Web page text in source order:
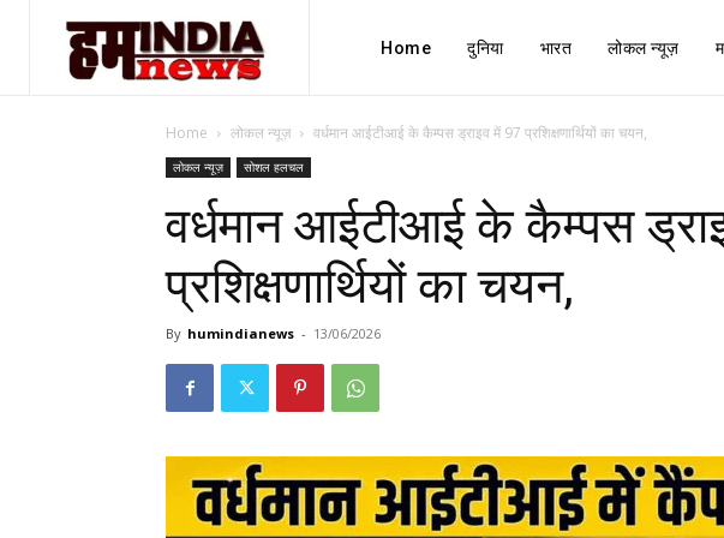
Home दुनिया भारत लोकल न्यूज़
Home लोकल न्यूज़ वर्धमान आईटीआई के कैम्पस ड्राइव में 97 प्रशिक्षणार्थियों का चयन,
लोकल न्यूज़ सोशल हलचल
वर्धमान आईटीआई के कैम्पस
प्रशिक्षणार्थियों का चयन,
By humindianews - 13/06/2026